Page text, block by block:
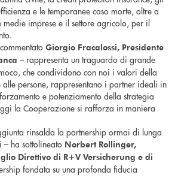
e le temporanee caso morte, oltre a
imprese e il settore agricolo, per il
Giorgio Fracalossi, Presidente
– rappresenta un traguardo di grande
che condividono con noi i valori della
persone, rappresentano i partner ideali in
e potenziamento della strategia
la Cooperazione si rafforza in maniera
rinsalda la partnership ormai di lunga
ha sottolineato Norbert Rollinger,
Direttivo di R+V Versicherung e di
fondata su una profonda fiducia